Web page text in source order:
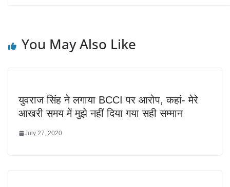
You May Also Like
युवराज सिंह ने लगाया BCCI पर आरोप, कहां- मेरे
आखरी समय में मुझे नहीं दिया गया सही सम्मान
July 27, 2020